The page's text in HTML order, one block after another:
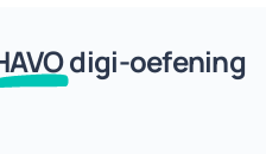
digi-oefening